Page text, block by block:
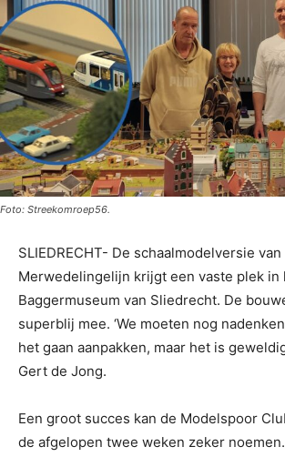
Foto: Streekomroep56.
SLIEDRECHT- De schaalmodelversie van
Merwedelingelijn krijgt een vaste plek in
Baggermuseum van Sliedrecht. De
superblij mee. ‘We moeten nog
het gaan aanpakken, maar het is
Gert de Jong.
Een groot succes kan de Modelspoor
de afgelopen twee weken zeker